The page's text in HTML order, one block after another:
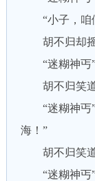
“小子，咱
胡不归却摇
“迷糊神丐”
胡不归笑道
“迷糊神丐”
海！”
胡不归笑道
“迷糊神丐”